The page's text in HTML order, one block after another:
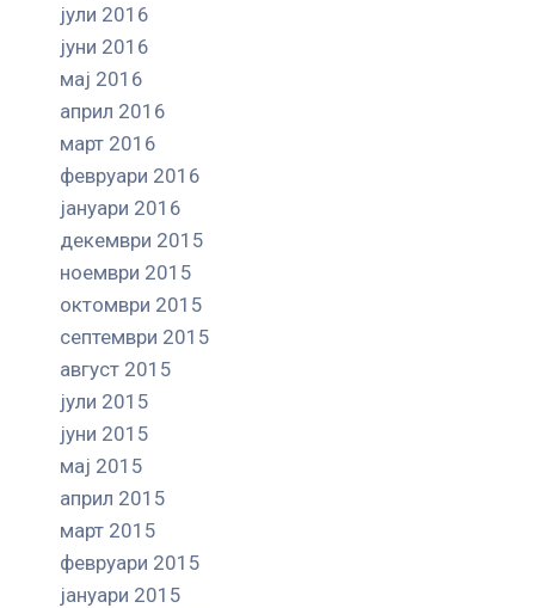
јули 2016
јуни 2016
мај 2016
април 2016
март 2016
февруари 2016
јануари 2016
декември 2015
ноември 2015
октомври 2015
септември 2015
август 2015
јули 2015
јуни 2015
мај 2015
април 2015
март 2015
февруари 2015
јануари 2015